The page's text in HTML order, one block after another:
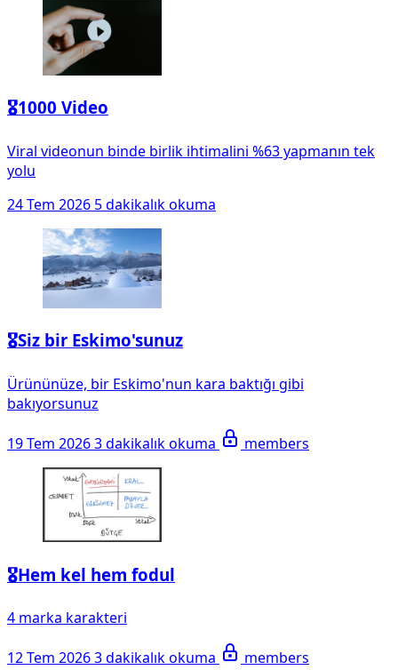
🎖️1000 Video
Viral videonun binde birlik ihtimalini %63 yapmanın tek
yolu
24 Tem 2026 5 dakikalık okuma
🎖️Siz bir Eskimo'sunuz
Ürününüze, bir Eskimo'nun kara baktığı gibi
bakıyorsunuz
19 Tem 20263 dakikalık okuma members
🎖️Hem kel hem fodul
4 marka karakteri
12 Tem 20263 dakikalık okuma members